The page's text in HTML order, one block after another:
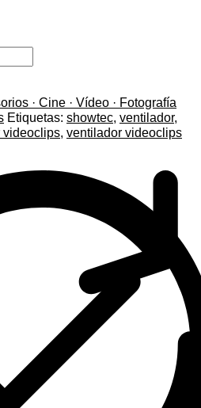
· Cine · Vídeo · Fotografía
Etiquetas: showtec, ventilador,
videoclips, ventilador videoclips